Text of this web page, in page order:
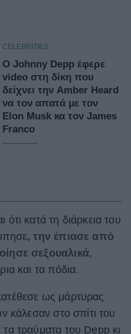
CELEBRITIES
Ο Johnny Depp έφερε
video στη δίκη που
δείχνει την Amber Heard
να τον απατά με τον
Elon Musk κα τον James
Franco
κατά τη διάρκεια του
, την έπιασε από
σεξουαλικά,
και τα πόδια.
ως μάρτυρας
κάλεσαν στο σπίτι του
τραύματα του Depp κι